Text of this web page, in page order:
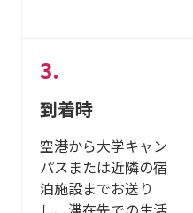
到着時
空港から大学キャン
パスまたは近隣の宿
泊施設までお送り